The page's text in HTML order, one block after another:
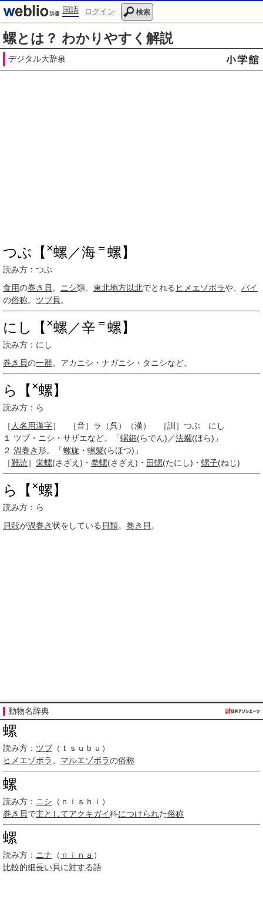
国語 ログイン 検索
螺とは？ わかりやすく解説
デジタル大辞泉
つぶ【 ×螺／海＝螺】
読み方：つぶ
食用の巻き貝 。 ニシ類、 東北地方以北でとれる ヒメエゾボラや、 バイ
の俗称。 ツブ貝 。
にし【 ×螺／辛 ＝螺】
読み方：にし
巻き貝の一群。アカニシ・ナガニシ・タニシなど。
ら【 ×螺】
読み方：ら
［ 人名用漢字］ ［音］ラ（呉）（漢） ［訓］つぶ にし
１
ツブ・ニシ・サザエなど。「螺鈿(らでん)／法螺(ほら)」
２ 渦巻き形。「螺旋 ・ 螺髪(らほつ)」
［難読］ 栄螺(さざえ)・ 拳螺(さざえ)・ 田螺(たにし)・ 螺子(ねじ)
ら【 ×螺】
読み方：ら
貝殻が渦巻き状をしている 貝類。 巻き貝 。
動物名辞典
螺
読み方： ツブ （ｔｓｕｂｕ）
ヒメエゾボラ
マルエゾボラの俗称
螺
読み方： ニシ （ｎｉｓｈｉ）
巻き貝で主としてアクキガイ科につけられた俗称
螺
読み方： ニナ （ ｎｉｎａ ）
比較的細長い貝に対する語